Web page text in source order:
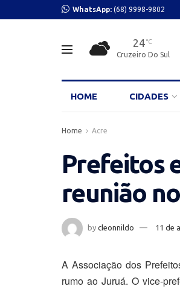
WhatsApp: (68) 9998-9802
24 °C
Cruzeiro Do Sul
HOME CIDADES
Home Acre
Prefeitos
reunião
by cleonnildo 11 de
A Associação dos
rumo ao Juruá. O vice-